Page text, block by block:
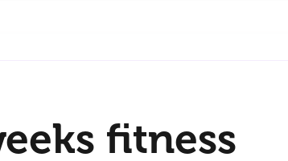
fitness